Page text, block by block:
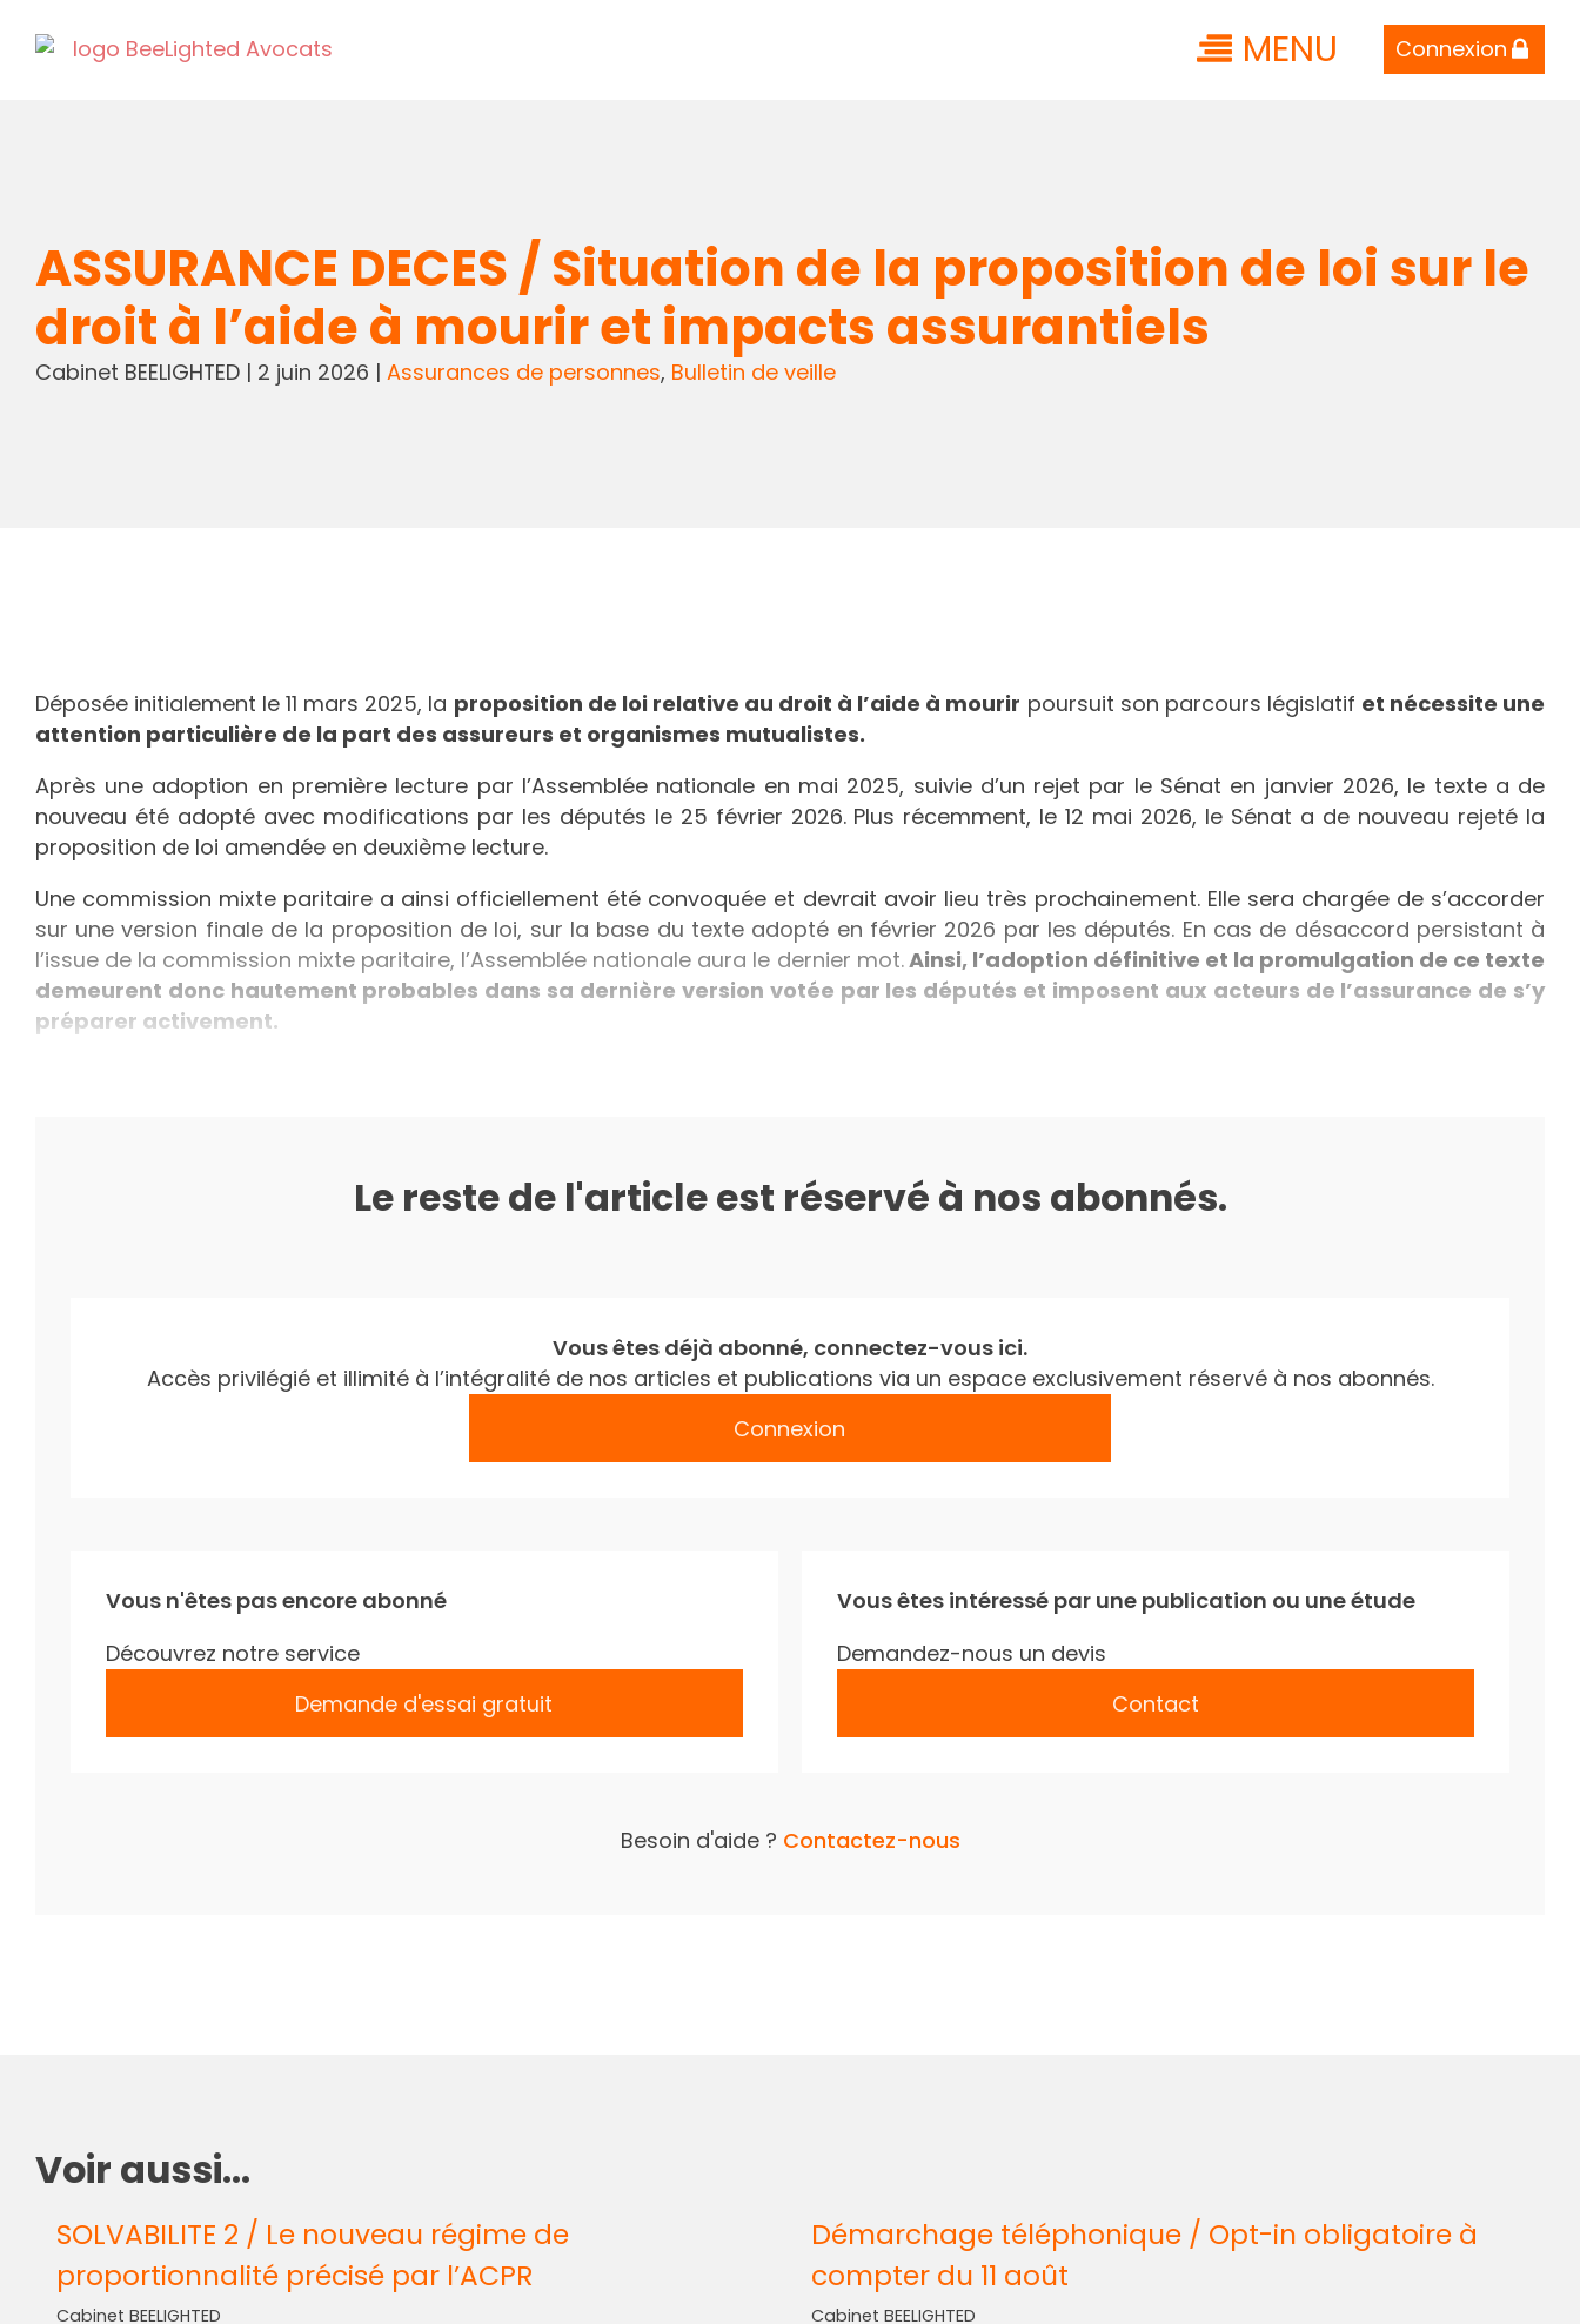
MENU Connexion
ASSURANCE DECES / Situation de la proposition de loi sur le
droit à l’aide à mourir et impacts assurantiels
Cabinet BEELIGHTED| 2 juin 2026 | Assurances de personnes, Bulletin de veille
Déposée initialement le 11 mars 2025, la proposition de loi relative au droit à l’aide à mourir poursuit son parcours législatif et nécessite une
attention particulière de la part des assureurs et organismes mutualistes.
Après une adoption en première lecture par l’Assemblée nationale en mai 2025, suivie d’un rejet par le Sénat en janvier 2026, le texte a de
nouveau été adopté avec modifications par les députés le 25 février 2026. Plus récemment, le 12 mai 2026, le Sénat a de nouveau rejeté la
proposition de loi amendée en deuxième lecture.
Une commission mixte paritaire a ainsi officiellement été convoquée et devrait avoir lieu très prochainement. Elle sera chargée de s’accorder
sur une version finale de la proposition de loi, sur la base du texte adopté en février 2026 par les députés. En cas de désaccord persistant à
l’issue de la commission mixte paritaire, l’Assemblée nationale aura le dernier mot.Ainsi, l’adoption définitive et la promulgation de ce texte
demeurent donc hautement probables dans sa dernière version votée par les députés et imposent aux acteurs de l’assurance de s’y
préparer activement.
Le reste de l'article est réservé à nos abonnés.
Vous êtes déjà abonné, connectez-vous ici.
Accès privilégié et illimité à l’intégralité de nos articles et publications via un espace exclusivement réservé à nos abonnés.
Connexion
Vous n'êtes pas encore abonné
Découvrez notre service
Demande d'essai gratuit
Vous êtes intéressé par une publication ou une étude
Demandez-nous un devis
Contact
Besoin d'aide ? Contactez-nous
Voir aussi...
SOLVABILITE 2 / Le nouveau régime de
proportionnalité précisé par l’ACPR
Cabinet BEELIGHTED
Démarchage téléphonique / Opt-in obligatoire à
compter du 11 août
Cabinet BEELIGHTED